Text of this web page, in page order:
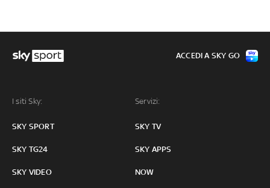
I siti Sky:
SKY SPORT
SKY TG24
SKY VIDEO
Servizi:
SKY TV
SKY APPS
NOW
ACCEDI A SKY GO